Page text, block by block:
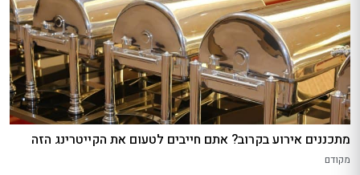
מתכננים אירוע בקרוב? אתם חייבים לטעום את הקייטרינג הזה
מקודם